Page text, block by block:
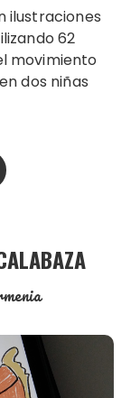
62
movimiento
dos niñas